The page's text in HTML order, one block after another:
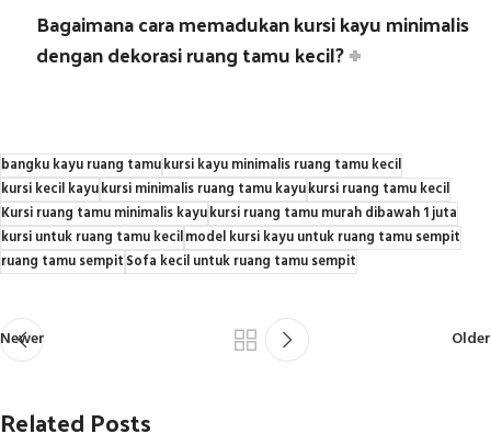
Bagaimana cara memadukan kursi kayu minimalis
dengan dekorasi ruang tamu kecil?
bangku kayu ruang tamukursi kayu minimalis ruang tamu kecil
kursi kecil kayukursi minimalis ruang tamu kayukursi ruang tamu kecil
Kursi ruang tamu minimalis kayukursi ruang tamu murah dibawah 1 juta
kursi untuk ruang tamu kecilmodel kursi kayu untuk ruang tamu sempit
ruang tamu sempitSofa kecil untuk ruang tamu sempit
Newer Older
Related Posts